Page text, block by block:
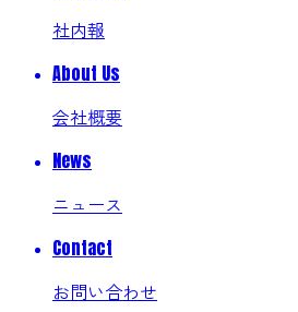
社内報
About Us
会社概要
News
ニュース
Contact
お問い合わせ